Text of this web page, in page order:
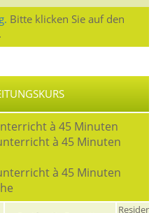
Bitte klicken Sie auf den
à 45 Minuten
à 45 Minuten
à 45 Minuten